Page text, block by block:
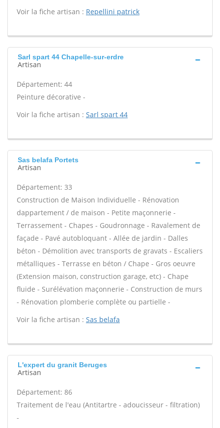
Voir la fiche artisan : Repellini patrick
Sarl spart 44 Chapelle-sur-erdre
Artisan
Département: 44
Peinture décorative -
Voir la fiche artisan : Sarl spart 44
Sas belafa Portets
Artisan
Département: 33
Construction de Maison Individuelle - Rénovation
dappartement / de maison - Petite maçonnerie -
Terrassement - Chapes - Goudronnage - Ravalement de
façade - Pavé autobloquant - Allée de jardin - Dalles
béton - Démolition avec transports de gravats - Escaliers
métalliques - Terrasse en béton / Chape - Gros oeuvre
(Extension maison, construction garage, etc) - Chape
fluide - Surélévation maçonnerie - Construction de murs
- Rénovation plomberie complète ou partielle -
Voir la fiche artisan : Sas belafa
L'expert du granit Beruges
Artisan
Département: 86
Traitement de l'eau (Antitartre - adoucisseur - filtration)
-